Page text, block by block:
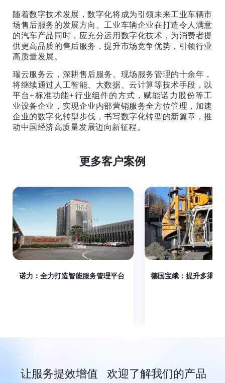
随着数字技术发展，数字化将成为引领未来工业车辆市
场售后服务的发展方向。工业车辆企业在打造令人满意
的汽车产品同时，应充分运用数字化技术，为消费者提
供更高品质的售后服务，提升市场竞争优势，引领行业
高质量发展。
瑞云服务云，深耕售后服务、现场服务管理的十余年，
将继续通过人工智能、大数据、云计算等技术手段，以
平台+标准功能+行业组件的方式，赋能诺力股份等工
业设备企业，实现企业内部营销服务全方位管理，加速
企业的数字化转型步伐，书写数字化转型的新篇章，推
动中国经济高质量发展迈向新征程。
更多客户案例
诺力：全力打造智能服务管理平台 德国宝峨：提升多渠道
让服务提效增值 欢迎了解我们的产品